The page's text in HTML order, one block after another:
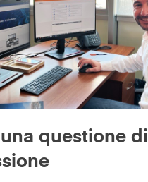
questione di